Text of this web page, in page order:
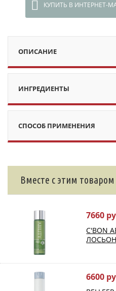
КУПИТЬ В ИНТЕРНЕТ-
ОПИСАНИЕ
ИНГРЕДИЕНТЫ
СПОСОБ ПРИМЕНЕНИЯ
Вместе с этим
7660
C'BON
6600